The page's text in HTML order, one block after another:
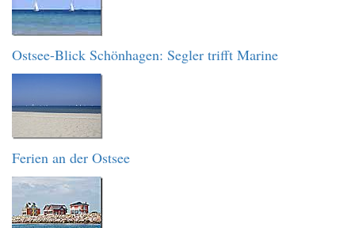
Ostsee-Blick Schönhagen: Segler trifft Marine
Ferien an der Ostsee